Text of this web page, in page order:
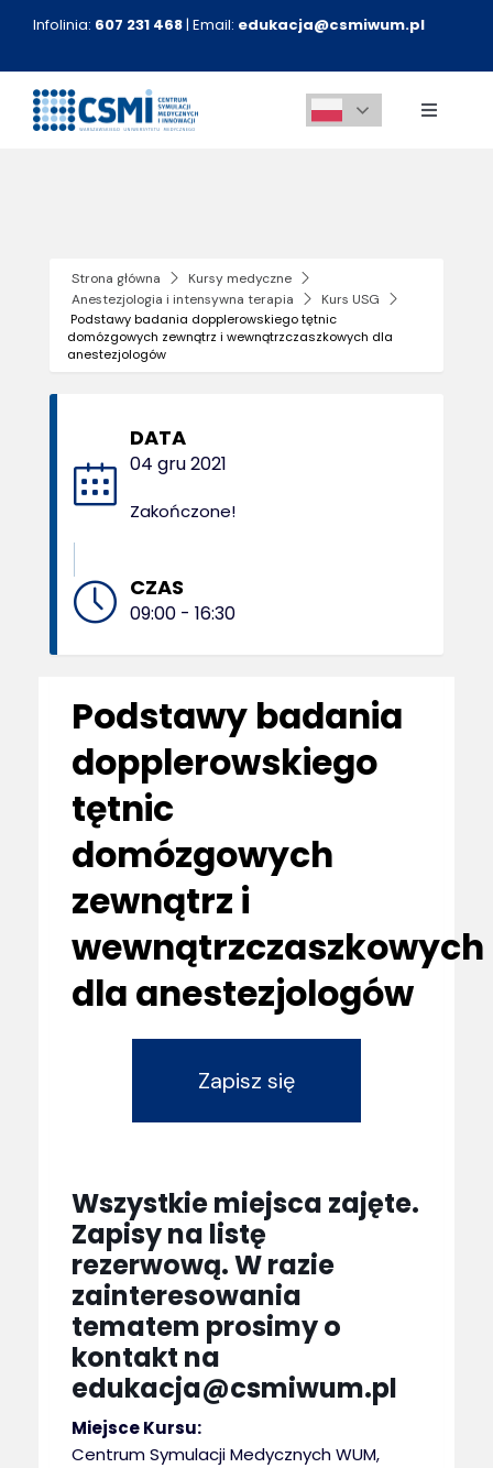
zawartości
Infolinia: 607 231 468| Email: edukacja@csmiwum.pl
Toggle
Kursy medyczne
Kontakt
Strona główna
Kursy medyczne
Anestezjologia i intensywna terapia
Kurs USG
Podstawy badania dopplerowskiego tętnic
domózgowych zewnątrz i wewnątrzczaszkowych dla
anestezjologów
DATA
04 gru 2021
Zakończone!
CZAS
09:00 - 16:30
Podstawy badania
dopplerowskiego
tętnic
domózgowych
zewnątrz i
wewnątrzczaszkowych
dla anestezjologów
Zapisz się
Wszystkie miejsca zajęte.
Zapisy na listę
rezerwową. W razie
zainteresowania
tematem prosimy o
kontakt na
edukacja@csmiwum.pl
Miejsce Kursu:
Centrum Symulacji Medycznych WUM,